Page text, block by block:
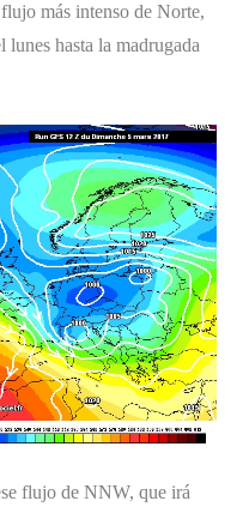
más intenso de Norte,
lunes hasta la madrugada
flujo de NNW, que irá